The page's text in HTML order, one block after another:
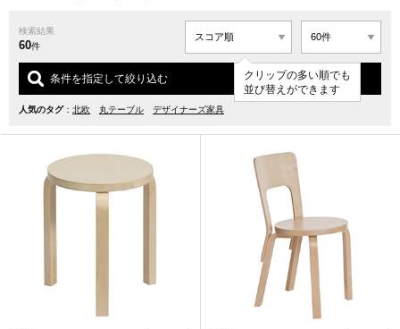
とする名作家具を次々と輩出してきた。シンプルで洗練されたフォルムの家具
は用途・場所を選ばず、本国フィンランドではあちらこちらでArtekの家具を目
にすることができる。今やその評判は海を越え、“世界の定番”としてグローバル
に評価を高め続けている。
「Artek」は、「Art」と「Technology」を掛け合わせた造語。芸術は技術を取
り入れることで機能的になり、技術は芸術を取り入れることで洗練されたもの
になるというコンセプトがそのまま名前に宿っている。
URL:
http://www.artek.fi/
検索結果
60件
クリップの多い順でも
並び替えができます
条件を指定して絞り込む
人気のタグ： 北欧 丸テーブル デザイナーズ家具